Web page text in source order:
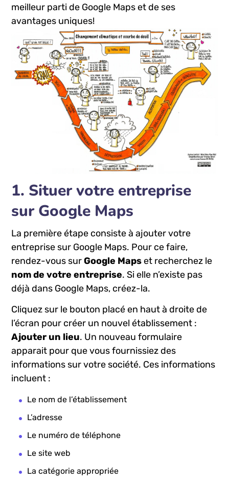
meilleur ‌parti de Google Maps et de ses
⁤avantages ‌uniques!
1. Situer‌ votre entreprise
sur Google Maps
La ‍première étape consiste à ajouter votre
entreprise sur Google ​Maps. Pour ce faire,
rendez-vous surGoogle Mapset recherchez le
nom de votre ​entreprise. Si elle n’existe pas
déjà dans Google Maps, créez-la.
Cliquez sur​ le bouton placé en haut ​à droite de
⁤l’écran ‌pour créer un nouvel établissement‌ :
Ajouter un lieu.​ Un⁣ nouveau⁢ formulaire ​
apparait pour que vous fournissiez ⁢des
⁢informations sur votre société. Ces informations
‌incluent ⁣:
Le ⁣nom ⁢de l’établissement
L’adresse
Le numéro de téléphone
Le site‌ web
La ⁣catégorie appropriée